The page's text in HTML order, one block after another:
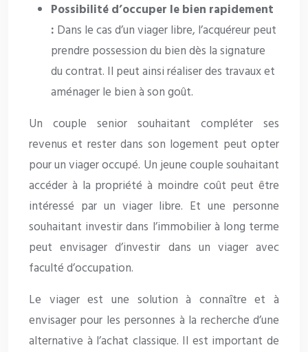
Possibilité d’occuper le bien rapidement
: Dans le cas d’un viager libre, l’acquéreur peut
prendre possession du bien dès la signature
du contrat. Il peut ainsi réaliser des travaux et
aménager le bien à son goût.
Un couple senior souhaitant compléter ses
revenus et rester dans son logement peut opter
pour un viager occupé. Un jeune couple souhaitant
accéder à la propriété à moindre coût peut être
intéressé par un viager libre. Et une personne
souhaitant investir dans l’immobilier à long terme
peut envisager d’investir dans un viager avec
faculté d’occupation.
Le viager est une solution à connaître et à
envisager pour les personnes à la recherche d’une
alternative à l’achat classique. Il est important de